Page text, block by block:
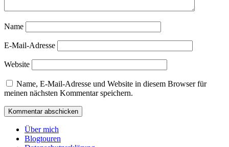
Name
E-Mail-Adresse
Website
Name, E-Mail-Adresse und Website in diesem Browser für
meinen nächsten Kommentar speichern.
Über mich
Blogtouren